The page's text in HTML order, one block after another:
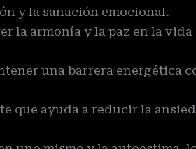
y la sanación emocional.
la armonía y la paz en la
una barrera energética
que ayuda a reducir la